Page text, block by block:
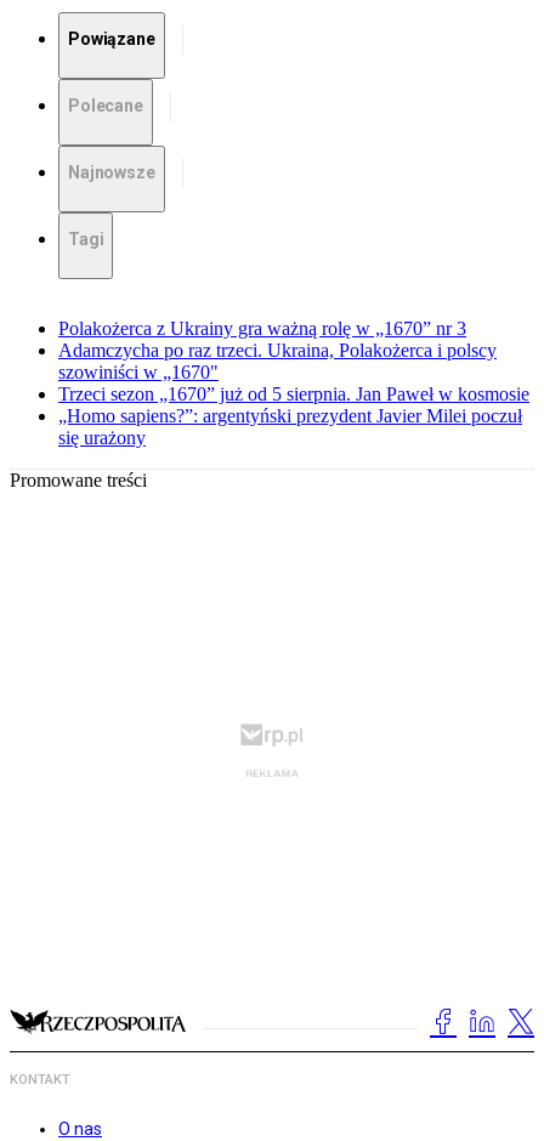
Powiązane
Polecane
Najnowsze
Tagi
Polakożerca z Ukrainy gra ważną rolę w „1670” nr 3
Adamczycha po raz trzeci. Ukraina, Polakożerca i polscy
szowiniści w „1670"
Trzeci sezon „1670” już od 5 sierpnia. Jan Paweł w kosmosie
„Homo sapiens?”: argentyński prezydent Javier Milei poczuł
się urażony
Promowane treści
KONTAKT
O nas